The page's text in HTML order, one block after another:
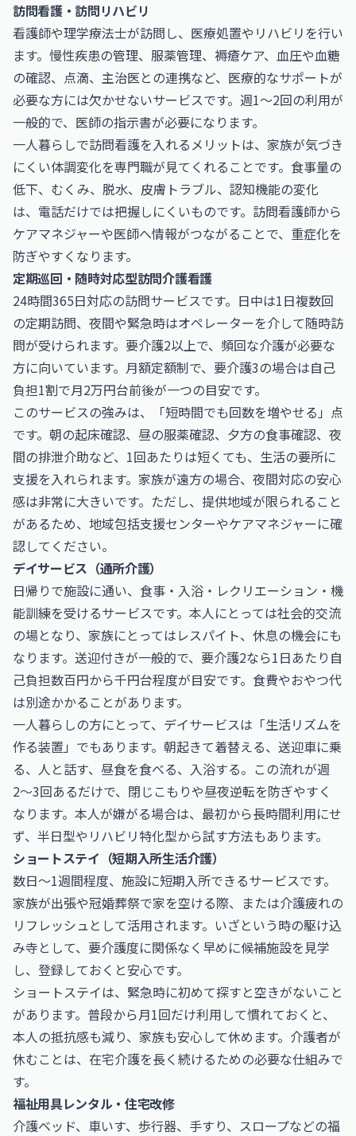
訪問看護・訪問リハビリ
看護師や理学療法士が訪問し、医療処置やリハビリを行い
ます。慢性疾患の管理、服薬管理、褥瘡ケア、血圧や血糖
の確認、点滴、主治医との連携など、医療的なサポートが
必要な方には欠かせないサービスです。週1〜2回の利用が
一般的で、医師の指示書が必要になります。
一人暮らしで訪問看護を入れるメリットは、家族が気づき
にくい体調変化を専門職が見てくれることです。食事量の
低下、むくみ、脱水、皮膚トラブル、認知機能の変化
は、電話だけでは把握しにくいものです。訪問看護師から
ケアマネジャーや医師へ情報がつながることで、重症化を
防ぎやすくなります。
定期巡回・随時対応型訪問介護看護
24時間365日対応の訪問サービスです。日中は1日複数回
の定期訪問、夜間や緊急時はオペレーターを介して随時訪
問が受けられます。要介護2以上で、頻回な介護が必要な
方に向いています。月額定額制で、要介護3の場合は自己
負担1割で月2万円台前後が一つの目安です。
このサービスの強みは、「短時間でも回数を増やせる」点
です。朝の起床確認、昼の服薬確認、夕方の食事確認、夜
間の排泄介助など、1回あたりは短くても、生活の要所に
支援を入れられます。家族が遠方の場合、夜間対応の安心
感は非常に大きいです。ただし、提供地域が限られること
があるため、地域包括支援センターやケアマネジャーに確
認してください。
デイサービス（通所介護）
日帰りで施設に通い、食事・入浴・レクリエーション・機
能訓練を受けるサービスです。本人にとっては社会的交流
の場となり、家族にとってはレスパイト、休息の機会にも
なります。送迎付きが一般的で、要介護2なら1日あたり自
己負担数百円から千円台程度が目安です。食費やおやつ代
は別途かかることがあります。
一人暮らしの方にとって、デイサービスは「生活リズムを
作る装置」でもあります。朝起きて着替える、送迎車に乗
る、人と話す、昼食を食べる、入浴する。この流れが週
2〜3回あるだけで、閉じこもりや昼夜逆転を防ぎやすく
なります。本人が嫌がる場合は、最初から長時間利用にせ
ず、半日型やリハビリ特化型から試す方法もあります。
ショートステイ（短期入所生活介護）
数日〜1週間程度、施設に短期入所できるサービスです。
家族が出張や冠婚葬祭で家を空ける際、または介護疲れの
リフレッシュとして活用されます。いざという時の駆け込
み寺として、要介護度に関係なく早めに候補施設を見学
し、登録しておくと安心です。
ショートステイは、緊急時に初めて探すと空きがないこと
があります。普段から月1回だけ利用して慣れておくと、
本人の抵抗感も減り、家族も安心して休めます。介護者が
休むことは、在宅介護を長く続けるための必要な仕組みで
す。
福祉用具レンタル・住宅改修
介護ベッド、車いす、歩行器、手すり、スロープなどの福